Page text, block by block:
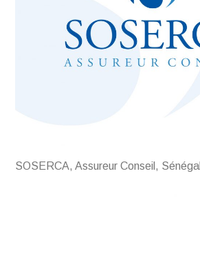
SOSERCA, Assureur Conseil, Sénégal